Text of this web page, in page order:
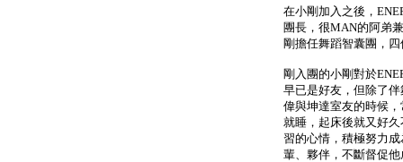
在小剛加入之後，
團長，很MAN的阿弟
剛擔任舞蹈智囊團，
剛入團的小剛對於
早已是好友，但除了
偉與坤達室友的時候
就睡，起床後就又好
習的心情，積極努力
輩、夥伴，不斷督促